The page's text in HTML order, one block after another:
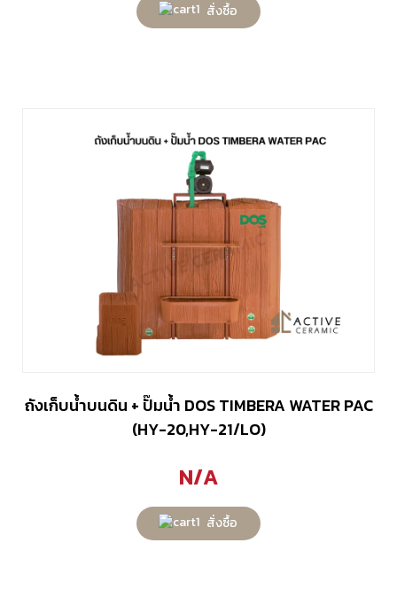
สั่งซื้อ
ถังเก็บน้ำบนดิน + ปั๊มน้ำ DOS TIMBERA WATER PAC
(HY-20,HY-21/LO)
N/A
สั่งซื้อ